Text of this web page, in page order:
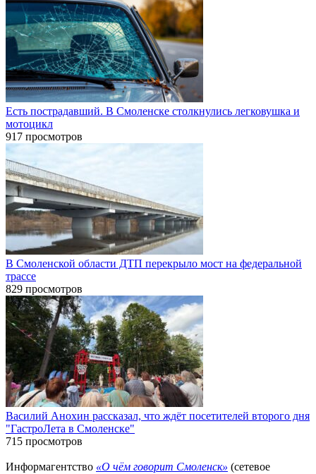
Есть пострадавший. В Смоленске столкнулись легковушка и
мотоцикл
917 просмотров
В Смоленской области ДТП перекрыло мост на федеральной
трассе
829 просмотров
Василий Анохин рассказал, что ждёт посетителей второго дня
"ГастроЛета в Смоленске"
715 просмотров
Информагентство «О чём говорит Смоленск» (сетевое